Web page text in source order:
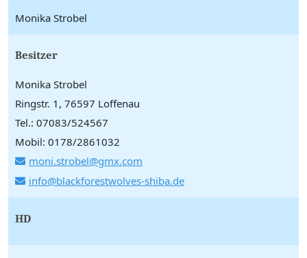
Monika Strobel
Besitzer
Monika Strobel
Ringstr. 1, 76597 Loffenau
Tel.: 07083/524567
Mobil: 0178/2861032
moni.strobel@gmx.com
info@blackforestwolves-shiba.de
HD